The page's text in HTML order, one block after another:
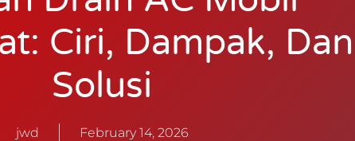
Ciri, Dampak, Dan
Solusi
jwd February 14, 2026